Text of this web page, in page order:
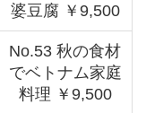
婆豆腐 ￥9,500
No.53 秋の食材
でベトナム家庭
料理 ￥9,500